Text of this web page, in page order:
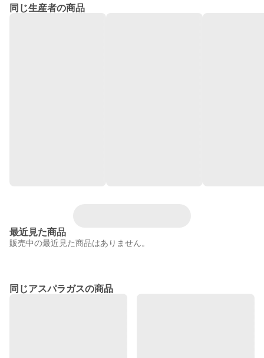
同じ生産者の商品
最近見た商品
販売中の最近見た商品はありません。
同じアスパラガスの商品